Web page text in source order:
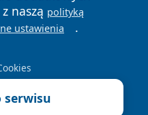
naszą polityką
ustawienia .
serwisu